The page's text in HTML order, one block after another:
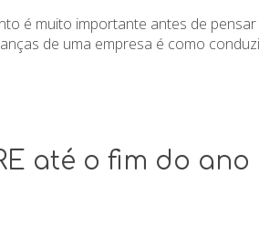
é muito importante antes de
de uma empresa é como
até o fim do ano